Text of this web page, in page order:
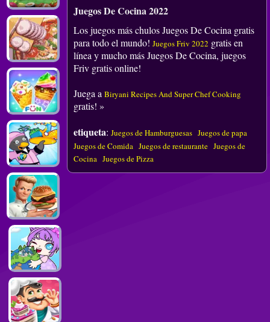
Juegos De Cocina 2022
Los juegos más chulos Juegos De Cocina gratis
para todo el mundo! Juegos Friv 2022 gratis en
línea y mucho más Juegos De Cocina, juegos
Friv gratis online!
Juega a Biryani Recipes And Super Chef Cooking
gratis! »
etiqueta: Juegos de Hamburguesas Juegos de papa
Juegos de Comida Juegos de restaurante Juegos de
Cocina Juegos de Pizza